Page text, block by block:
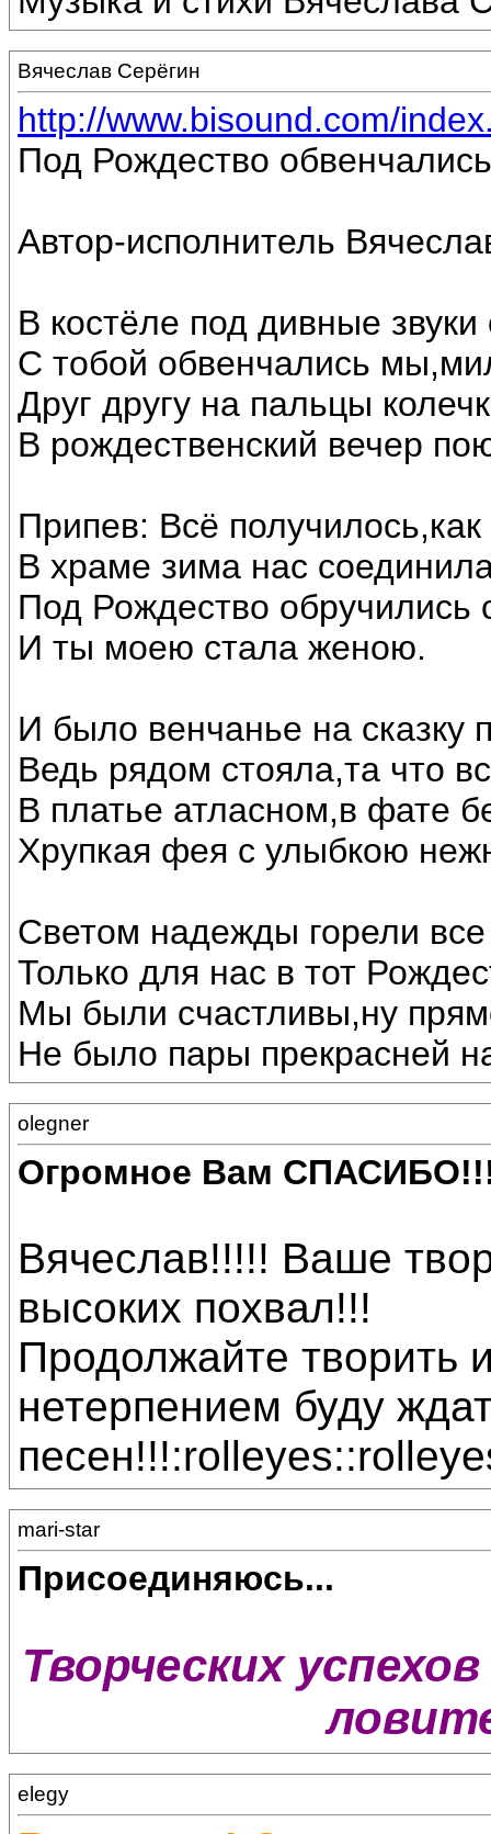
Вячеслав Серёгин
http://www.bisound.com/
Под Рождество
Автор-исполнитель
В костёле под дивные звуки
С тобой обвенчались
Друг другу на пальцы
В рождественский вечер
Припев: Всё
В храме зима нас
Под Рождество обручились
И ты моею стала женою.
И было венчанье на сказку
Ведь рядом стояла,та что
В платье атласном,в фате
Хрупкая фея с улыбкою
Светом надежды горели все
Только для нас в тот
Мы были счастливы,ну
Не было пары прекрасней
olegner
Огромное Вам
Вячеслав!!!!! Ваше
высоких похвал!!!
Продолжайте творить
нетерпением буду
mari-star
Присоединяюсь...
Творческих
elegy